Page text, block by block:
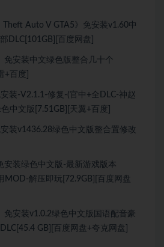
Theft Auto V GTA5》免安装v1.60中
DLC[101GB][百度网盘]
免安装中文绿色版整合几十个
+百度]
装-V2.1.1-修复-(官中+全DLC-神赵
中文版[7.51GB][天翼+百度]
安装v1436.28绿色中文版整合置修改
安装绿色中文版-最新游戏版本
MOD-解压即玩[72.9GB][百度网盘
免安装v1.0.2绿色中文版国语配音豪
GB][百度网盘+夸克网盘]